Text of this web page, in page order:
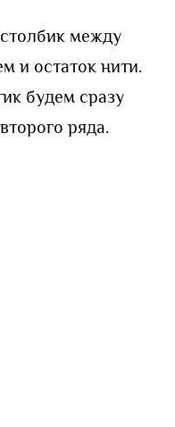
между
и остаток нити.
будем сразу
ряда.